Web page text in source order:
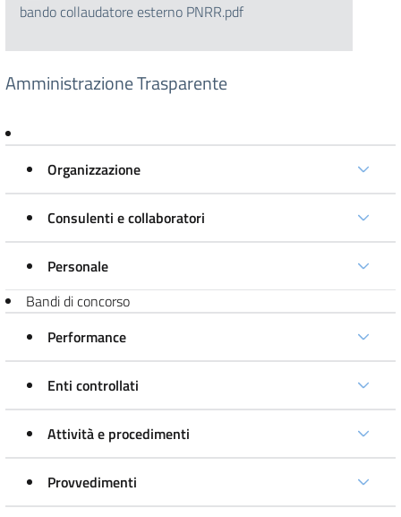
bando collaudatore esterno PNRR.pdf
Amministrazione Trasparente
Organizzazione
Consulenti e collaboratori
Personale
Bandi di concorso
Performance
Enti controllati
Attività e procedimenti
Provvedimenti